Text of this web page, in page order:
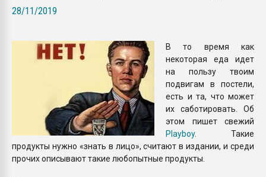
28/11/2019
В то время как
некоторая еда идет
на пользу твоим
подвигам в постели,
есть и та, что может
их саботировать. Об
этом пишет свежий
Playboy. Такие
продукты нужно «знать в лицо», считают в издании, и среди
прочих описывают такие любопытные продукты.